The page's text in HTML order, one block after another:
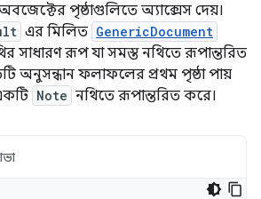
পৃষ্ঠাগুলিতে অ্যাক্সেস দেয়।
এর মিলিত GenericDocument
সাধারণ রূপ যা সমস্ত নথিতে রূপান্তরিত
অনুসন্ধান ফলাফলের প্রথম পৃষ্ঠা পায়
Note নথিতে রূপান্তরিত করে।